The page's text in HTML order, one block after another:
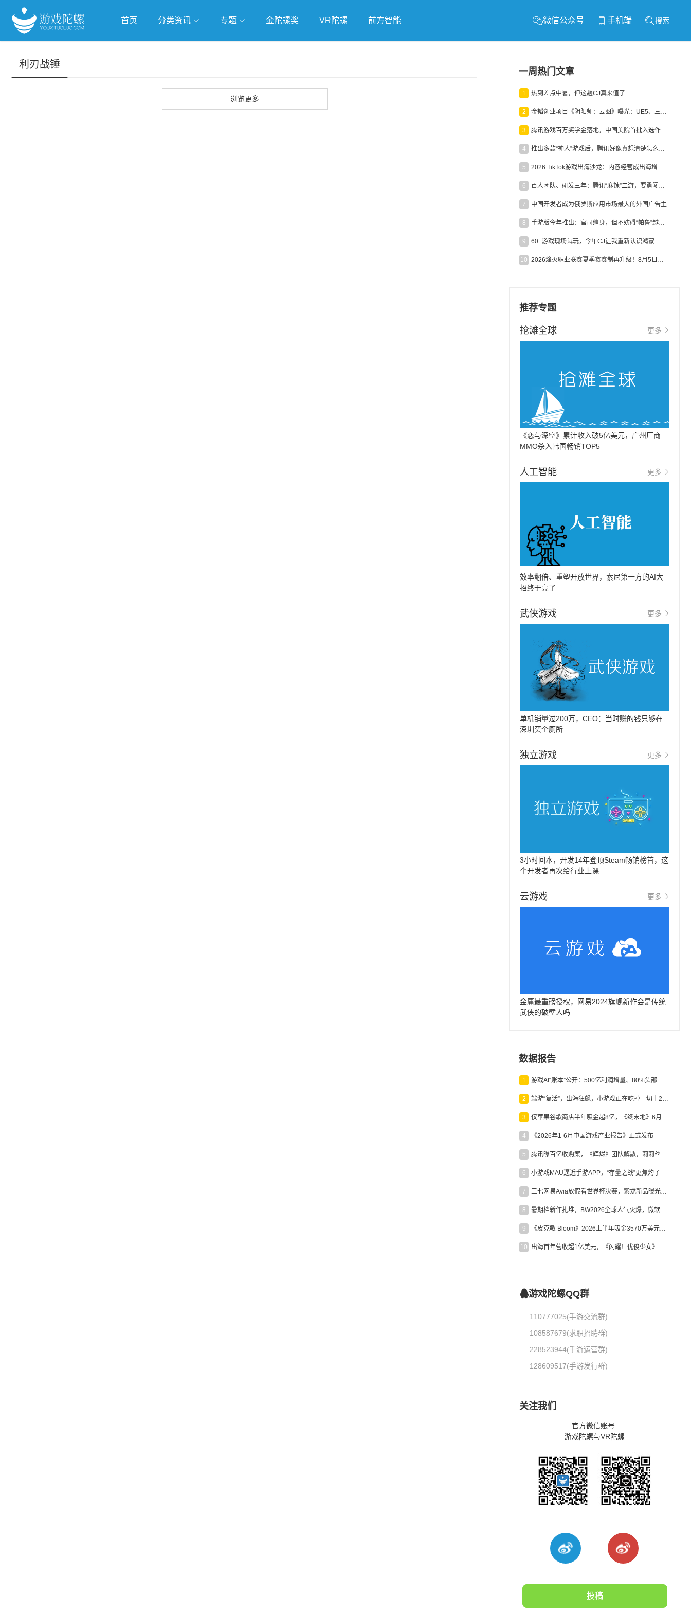
首页 分类资讯 专题 金陀螺奖 VR陀螺 前方智能 微信公众号 手机端 搜索
利刃战锤
浏览更多
一周热门文章
1 热到差点中暑，但这趟CJ真来值了
2 金韬创业项目《阴阳师：云图》曝光：UE5、三端互通、ARPG
3 腾讯游戏百万奖学金落地，中国美院首批入选作品获业内关注
4 推出多款“神人”游戏后，腾讯好像真想清楚怎么做二次元了
5 2026 TikTok游戏出海沙龙：内容经营成出海增长新引擎
6 百人团队、研发三年：腾讯“麻辣”二游，要勇闯男性恋爱市场
7 中国开发者成为俄罗斯应用市场最大的外国广告主
8 手游版今年推出：官司缠身，但不妨碍“帕鲁”越来越火
9 60+游戏现场试玩，今年CJ让我重新认识鸿蒙
10 2026烽火职业联赛夏季赛赛制再升级！8月5日起24支战队集结开战！
推荐专题
抢滩全球 更多
《恋与深空》累计收入破5亿美元，广州厂商
MMO杀入韩国畅销TOP5
人工智能 更多
效率翻倍、重塑开放世界，索尼第一方的AI大
招终于亮了
武侠游戏 更多
单机销量过200万，CEO：当时赚的钱只够在
深圳买个厕所
独立游戏 更多
3小时回本，开发14年登顶Steam畅销榜首，这
个开发者再次给行业上课
云游戏 更多
金庸最重磅授权，网易2024旗舰新作会是传统
武侠的破壁人吗
数据报告
1 游戏AI“账本”公开：500亿利润增量、80%头部入局，谁在闷声发财？
2 端游“复活”，出海狂飙，小游戏正在吃掉一切｜2026上半年产业报告
3 仅苹果谷歌商店半年吸金超8亿，《终末地》6月份收入显著回暖
4 《2026年1-6月中国游戏产业报告》正式发布
5 腾讯曝百亿收购案，《辉烬》团队解散，莉莉丝新作曝光｜陀螺周报
6 小游戏MAU逼近手游APP，“存量之战”更焦灼了
7 三七网易Avia放假看世界杯决赛，紫龙新品曝光，米哈游新作上线 | 陀螺周报
8 暑期档新作扎堆，BW2026全球人气火爆，微软XBOX大裁员|陀螺周报
9 《皮克敏 Bloom》2026上半年吸金3570万美元，中国台湾成最大市场
10 出海首年营收超1亿美元，《闪耀！优俊少女》美国市场占比达七成
游戏陀螺QQ群
110777025(手游交流群)
108587679(求职招聘群)
228523944(手游运营群)
128609517(手游发行群)
关注我们
官方微信账号:
游戏陀螺与VR陀螺
投稿